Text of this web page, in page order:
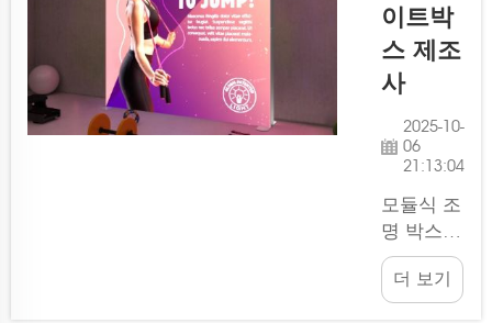
이 제품은
거대한 점
등 간판처
럼 주변의
시선을 확
끌어당깁
니다. 당
사인
Lintel은
SEG 라이
트박스를
이트박
스 제조
사
2025-10-
06
21:13:04
모듈식 조
명 박스는
탁월한 디
스플레이
를 제공합
더 보기